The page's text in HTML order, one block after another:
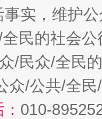
实，维护
民的社会公
/民众/全民
众/公共/全
010-